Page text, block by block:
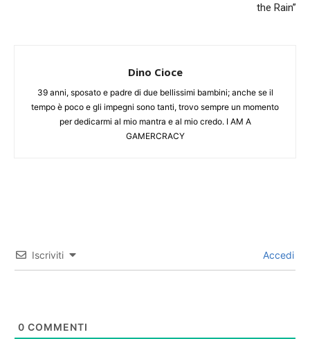
the Rain”
Dino Cioce
39 anni, sposato e padre di due bellissimi bambini; anche se il
tempo è poco e gli impegni sono tanti, trovo sempre un momento
per dedicarmi al mio mantra e al mio credo. I AM A
GAMERCRACY
Iscriviti Accedi
0 COMMENTI